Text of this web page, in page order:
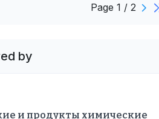
Page 1 / 2
by
и продукты химические